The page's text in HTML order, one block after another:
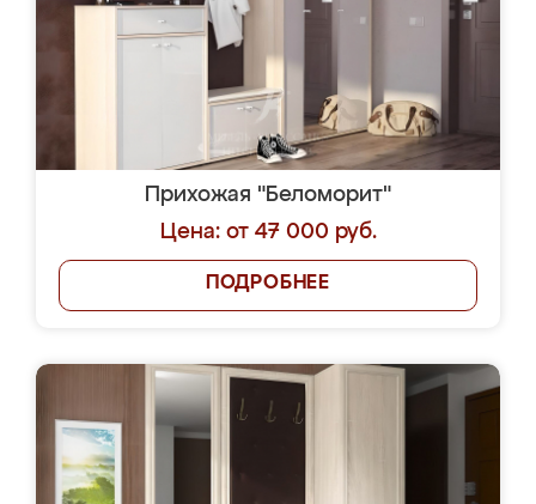
Прихожая "Беломорит"
Цена: от 47 000 руб.
ПОДРОБНЕЕ